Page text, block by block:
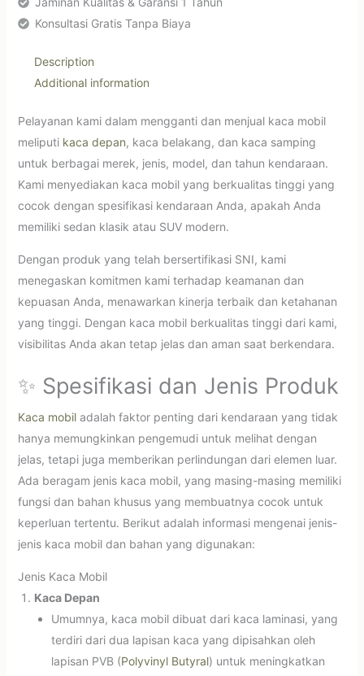
Konsultasi Gratis Tanpa Biaya
Description
Additional information
Pelayanan kami dalam mengganti dan menjual kaca mobil
meliputi kaca depan, kaca belakang, dan kaca samping
untuk berbagai merek, jenis, model, dan tahun kendaraan.
Kami menyediakan kaca mobil yang berkualitas tinggi yang
cocok dengan spesifikasi kendaraan Anda, apakah Anda
memiliki sedan klasik atau SUV modern.
Dengan produk yang telah bersertifikasi SNI, kami
menegaskan komitmen kami terhadap keamanan dan
kepuasan Anda, menawarkan kinerja terbaik dan ketahanan
yang tinggi. Dengan kaca mobil berkualitas tinggi dari kami,
visibilitas Anda akan tetap jelas dan aman saat berkendara.
✨ Spesifikasi dan Jenis Produk
Kaca mobiladalah faktor penting dari kendaraan yang tidak
hanya memungkinkan pengemudi untuk melihat dengan
jelas, tetapi juga memberikan perlindungan dari elemen luar.
Ada beragam jenis kaca mobil, yang masing-masing memiliki
fungsi dan bahan khusus yang membuatnya cocok untuk
keperluan tertentu. Berikut adalah informasi mengenai jenis-
jenis kaca mobil dan bahan yang digunakan:
Jenis Kaca Mobil
Kaca Depan
Umumnya, kaca mobil dibuat dari kaca laminasi, yang
terdiri dari dua lapisan kaca yang dipisahkan oleh
lapisan PVB (Polyvinyl Butyral) untuk meningkatkan